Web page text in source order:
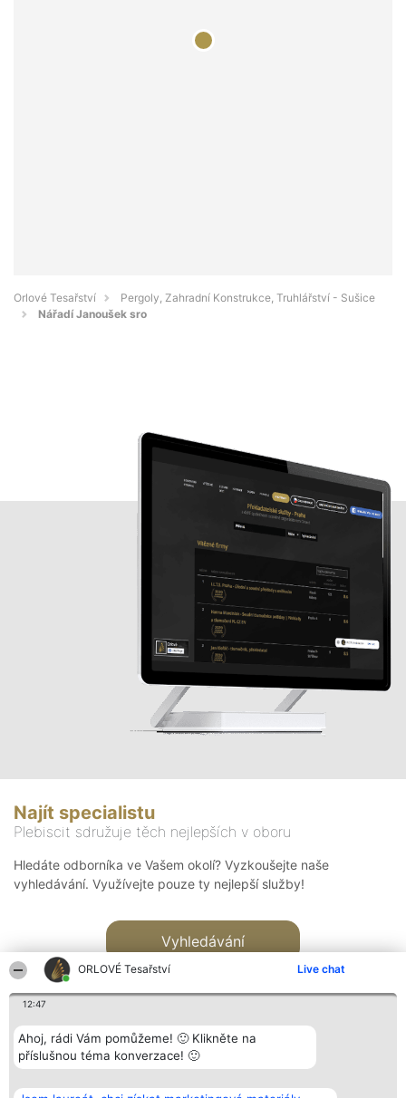
ORLOVÉ Tesařství Live chat
12:47
Ahoj, rádi Vám pomůžeme! 🙂 Klikněte na
příslušnou téma konverzace! 🙂
Orlové Tesařství
Pergoly, Zahradní Konstrukce, Truhlářství - Sušice
Nářadí Janoušek sro
Najít specialistu
Plebiscit sdružuje těch nejlepších v oboru
Hledáte odborníka ve Vašem okolí? Vyzkoušejte naše
vyhledávání. Využívejte pouze ty nejlepší služby!
Vyhledávání
Bright Side Solutions sp. z o.
Vítězové
Kontakt